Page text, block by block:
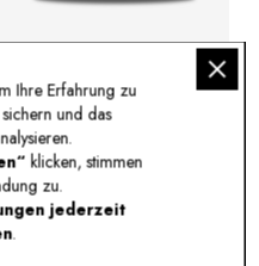
BOTTES UGG CLASSIC ULTRA
MINI CHALET BLACK
€
Ihre Erfahrung zu
und das
klicken, stimmen
zu.
jederzeit
.